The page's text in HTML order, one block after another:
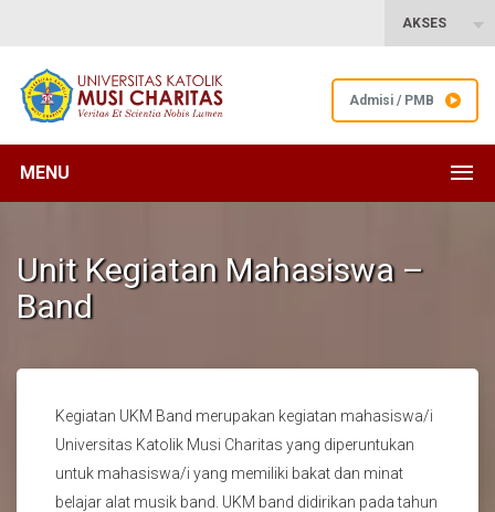
AKSES
Admisi / PMB
MENU
Unit Kegiatan Mahasiswa –
Band
Kegiatan UKM Band merupakan kegiatan mahasiswa/i
Universitas Katolik Musi Charitas yang diperuntukan
untuk mahasiswa/i yang memiliki bakat dan minat
belajar alat musik band. UKM band didirikan pada tahun